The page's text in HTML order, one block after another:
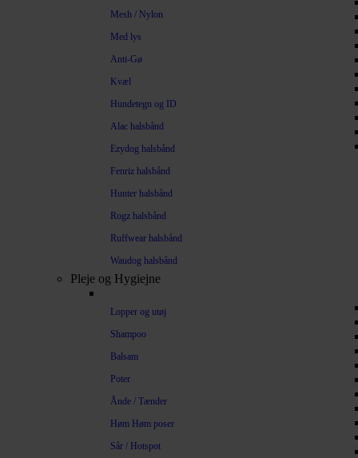
Mesh / Nylon
Med lys
Anti-Gø
Kvæl
Hundetegn og ID
Alac halsbånd
Ezydog halsbånd
Fenriz halsbånd
Hunter halsbånd
Rogz halsbånd
Ruffwear halsbånd
Waudog halsbånd
Pleje og Hygiejne
Lopper og utøj
Shampoo
Balsam
Poter
Ånde / Tænder
Høm Høm poser
Sår / Hotspot